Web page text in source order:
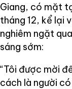
Giang, có mặt
tháng 12, kể lại
nghiêm ngặt
sáng sớm:
“Tôi được mời
cách là người